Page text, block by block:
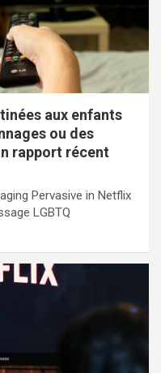
aux enfants
ou des
rapport récent
Pervasive in Netflix
LGBTQ